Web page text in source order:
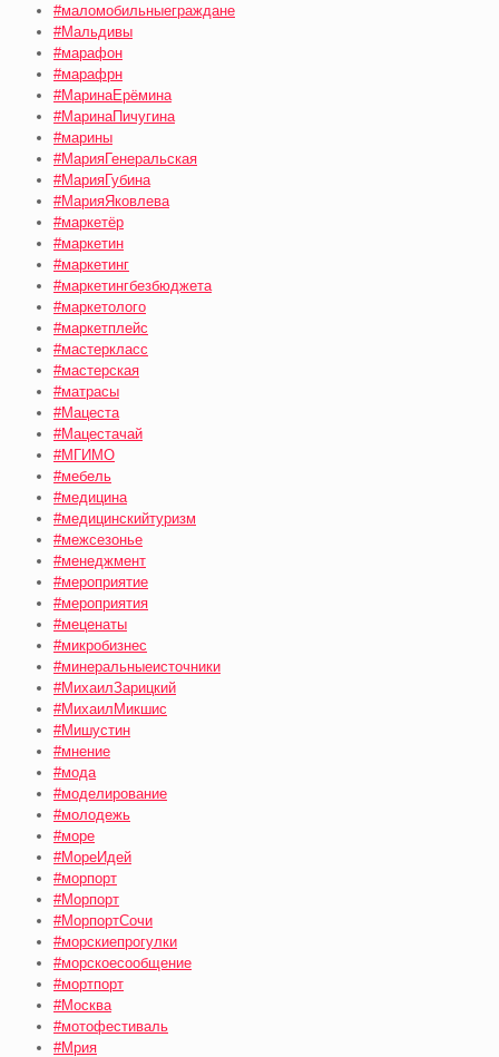
#маломобильныеграждане
#Мальдивы
#марафон
#марафрн
#МаринаЕрёмина
#МаринаПичугина
#марины
#МарияГенеральская
#МарияГубина
#МарияЯковлева
#маркетёр
#маркетин
#маркетинг
#маркетингбезбюджета
#маркетолого
#маркетплейс
#мастеркласс
#мастерская
#матрасы
#Мацеста
#Мацестачай
#МГИМО
#мебель
#медицина
#медицинскийтуризм
#межсезонье
#менеджмент
#мероприятие
#мероприятия
#меценаты
#микробизнес
#минеральныеисточники
#МихаилЗарицкий
#МихаилМикшис
#Мишустин
#мнение
#мода
#моделирование
#молодежь
#море
#МореИдей
#морпорт
#Морпорт
#МорпортСочи
#морскиепрогулки
#морскоесообщение
#мортпорт
#Москва
#мотофестиваль
#Мрия